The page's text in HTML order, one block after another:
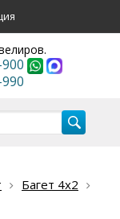
900
Багет 4х2